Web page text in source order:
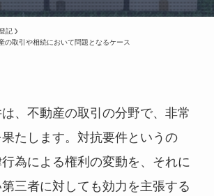
記
の取引や相続において問題となるケース
、不動産の取引の分野で、非常
たします。対抗要件というの
為による権利の変動を、それに
三者に対しても効力を主張する